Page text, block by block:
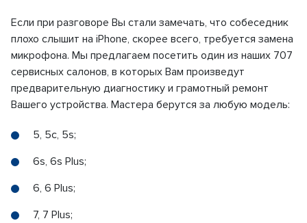
Если при разговоре Вы стали замечать, что собеседник
плохо слышит на iPhone, скорее всего, требуется замена
микрофона. Мы предлагаем посетить один из наших 707
сервисных салонов, в которых Вам произведут
предварительную диагностику и грамотный ремонт
Вашего устройства. Мастера берутся за любую модель:
5, 5c, 5s;
6s, 6s Plus;
6, 6 Plus;
7, 7 Plus;